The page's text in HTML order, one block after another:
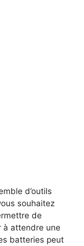
d’outils
souhaitez
de
à attendre une
batteries peut